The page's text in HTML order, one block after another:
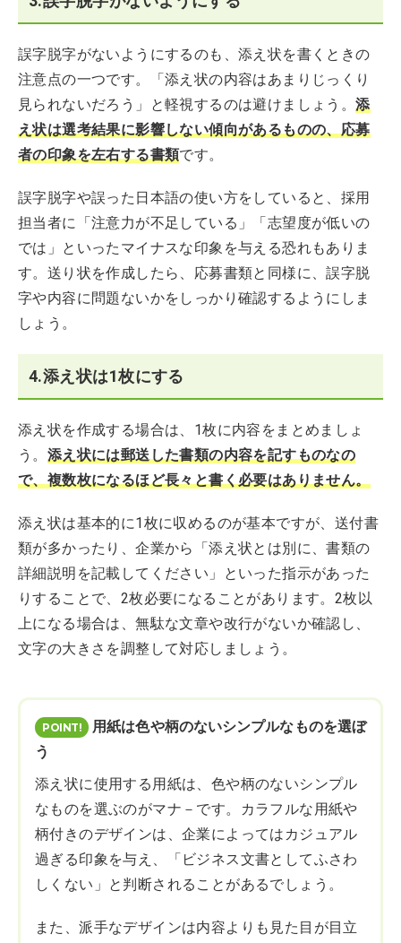
誤字脱字がないようにするのも、添え状を書くときの
注意点の一つです。「添え状の内容はあまりじっくり
見られないだろう」と軽視するのは避けましょう。添
え状は選考結果に影響しない傾向があるものの、応募
者の印象を左右する書類です。
誤字脱字や誤った日本語の使い方をしていると、採用
担当者に「注意力が不足している」「志望度が低いの
では」といったマイナスな印象を与える恐れもありま
す。送り状を作成したら、応募書類と同様に、誤字脱
字や内容に問題ないかをしっかり確認するようにしま
しょう。
4.添え状は1枚にする
添え状を作成する場合は、1枚に内容をまとめましょ
う。 添え状には郵送した書類の内容を記すものなの
で、複数枚になるほど長々と書く必要はありません。
添え状は基本的に1枚に収めるのが基本ですが、送付書
類が多かったり、企業から「添え状とは別に、書類の
詳細説明を記載してください」といった指示があった
りすることで、2枚必要になることがあります。2枚以
上になる場合は、無駄な文章や改行がないか確認し、
文字の大きさを調整して対応しましょう。
用紙は色や柄のないシンプルなものを選ぼ
う
添え状に使用する用紙は、色や柄のないシンプル
なものを選ぶのがマナ－です。カラフルな用紙や
柄付きのデザインは、企業によってはカジュアル
過ぎる印象を与え、「ビジネス文書としてふさわ
しくない」と判断されることがあるでしょう。
また、派手なデザインは内容よりも見た目が目立